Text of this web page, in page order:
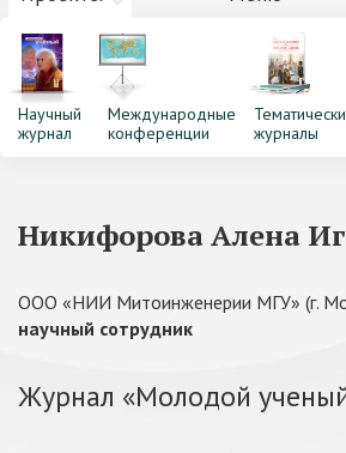
Научный
журнал
Международные
конференции
журналы
Никифорова Алена
ООО «НИИ Митоинженерии МГУ» (г.
научный сотрудник
Журнал «Молодой